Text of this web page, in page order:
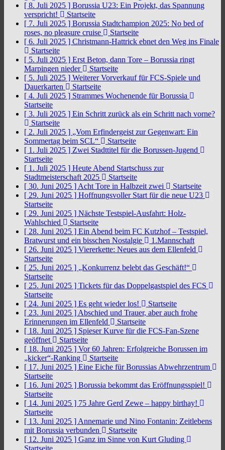
[ 8. Juli 2025 ] Borussia U23: Ein Projekt, das Spannung
verspricht!
Startseite
[ 7. Juli 2025 ] Borussia Stadtchampion 2025: No bed of
roses, no pleasure cruise
Startseite
[ 6. Juli 2025 ] Christmann-Hattrick ebnet den Weg ins Finale
Startseite
[ 5. Juli 2025 ] Erst Beton, dann Tore – Borussia ringt
Marpingen nieder
Startseite
[ 5. Juli 2025 ] Weiterer Vorverkauf für FCS-Spiele und
Dauerkarten
Startseite
[ 4. Juli 2025 ] Strammes Wochenende für Borussia
Startseite
[ 3. Juli 2025 ] Ein Schritt zurück als ein Schritt nach vorne?
Startseite
[ 2. Juli 2025 ] „Vom Erfindergeist zur Gegenwart: Ein
Sommertag beim SCL“
Startseite
[ 1. Juli 2025 ] Zwei Stadttitel für die Borussen-Jugend
Startseite
[ 1. Juli 2025 ] Heute Abend Startschuss zur
Stadtmeisterschaft 2025
Startseite
[ 30. Juni 2025 ] Acht Tore in Halbzeit zwei
Startseite
[ 29. Juni 2025 ] Hoffnungsvoller Start für die neue U23
Startseite
[ 29. Juni 2025 ] Nächste Testspiel-Ausfahrt: Holz-
Wahlschied
Startseite
[ 28. Juni 2025 ] Ein Abend beim FC Kutzhof – Testspiel,
Bratwurst und ein bisschen Nostalgie
1.Mannschaft
[ 26. Juni 2025 ] Viererkette: Neues aus dem Ellenfeld
Startseite
[ 25. Juni 2025 ] „Konkurrenz belebt das Geschäft!“
Startseite
[ 25. Juni 2025 ] Tickets für das Doppelgastspiel des FCS
Startseite
[ 24. Juni 2025 ] Es geht wieder los!
Startseite
[ 23. Juni 2025 ] Abschied und Trauer, aber auch frohe
Erinnerungen im Ellenfeld
Startseite
[ 18. Juni 2025 ] Spieser Kurve für die FCS-Fan-Szene
geöffnet
Startseite
[ 18. Juni 2025 ] Vor 60 Jahren: Erfolgreiche Borussen im
„kicker“-Ranking
Startseite
[ 17. Juni 2025 ] Eine Eiche für Borussias Abwehrzentrum
Startseite
[ 16. Juni 2025 ] Borussia bekommt das Eröffnungsspiel!
Startseite
[ 14. Juni 2025 ] 75 Jahre Gerd Zewe – happy birthay!
Startseite
[ 13. Juni 2025 ] Annemarie und Nino Fontanin: Zeitlebens
mit Borussia verbunden
Startseite
[ 12. Juni 2025 ] Ganz im Sinne von Kurt Gluding
Startseite